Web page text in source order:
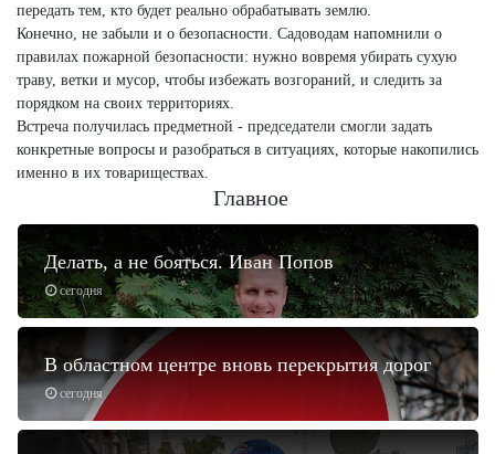
передать тем, кто будет реально обрабатывать землю.
Конечно, не забыли и о безопасности. Садоводам напомнили о
правилах пожарной безопасности: нужно вовремя убирать сухую
траву, ветки и мусор, чтобы избежать возгораний, и следить за
порядком на своих территориях.
Встреча получилась предметной - председатели смогли задать
конкретные вопросы и разобраться в ситуациях, которые накопились
именно в их товариществах.
Главное
сегодня
Делать, а не бояться. Иван Попов
сегодня
В областном центре вновь перекрытия дорог